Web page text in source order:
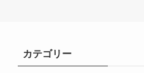
カテゴリー